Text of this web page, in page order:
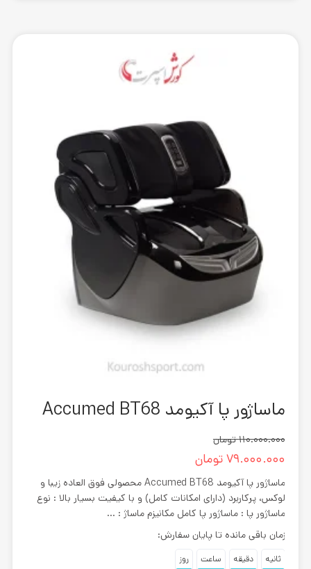
ماساژور پا آکیومد Accumed BT68
110.000.000 تومان
79.000.000تومان
ماساژور پا آکیومد Accumed BT68 محصولی فوق العاده زیبا و
لوکس، پرکاربرد (دارای امکانات کامل) و با کیفیت بسیار بالا : نوع
ماساژور پا : ماساژور پا کامل مکانیزم ماساژ : ...
زمان باقی مانده تا پایان سفارش:
ثانیه دقیقه ساعت روز